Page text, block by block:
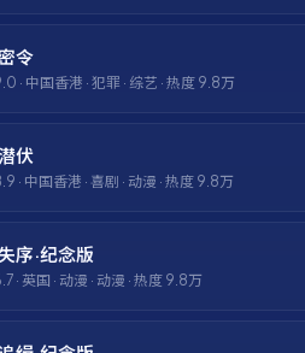
令
· 中国香港 · 犯罪 · 综艺 · 热度 9.8万
伏
· 中国香港 · 喜剧 · 动漫 · 热度 9.8万
序·纪念版
· 英国 · 动漫 · 动漫 · 热度 9.8万